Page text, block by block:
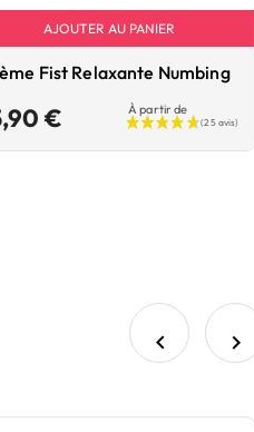
AJOUTER AU PANIER
Fist Relaxante Numbing
€Prix À partir de
 